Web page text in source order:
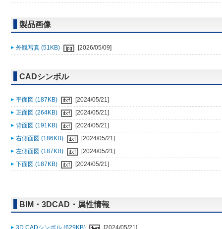
製品画像
外観写真 (51KB) [2026/05/09]
CADシンボル
平面図 (187KB)
[2024/05/21]
正面図 (264KB)
[2024/05/21]
背面図 (191KB)
[2024/05/21]
右側面図 (186KB)
[2024/05/21]
左側面図 (187KB)
[2024/05/21]
下面図 (187KB)
[2024/05/21]
BIM・3DCAD・属性情報